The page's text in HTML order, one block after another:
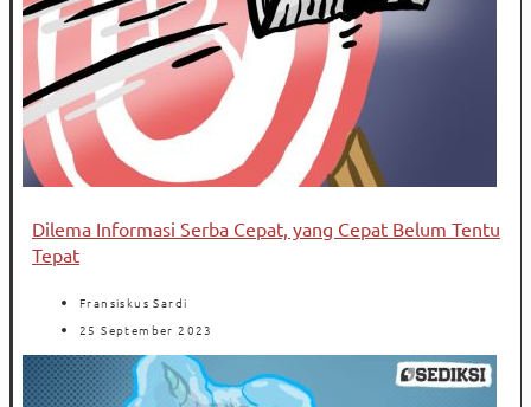
Dilema Informasi Serba Cepat, yang Cepat Belum Tentu
Tepat
Fransiskus Sardi
25 September 2023